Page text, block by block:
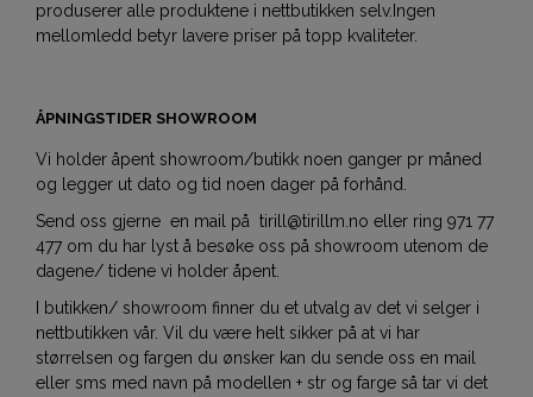
produserer alle produktene i nettbutikken selv.Ingen
mellomledd betyr lavere priser på topp kvaliteter.
ÅPNINGSTIDER SHOWROOM
Vi holder åpent showroom/butikk noen ganger pr måned
og legger ut dato og tid noen dager på forhånd.
Send oss gjerne en mail på tirill@tirillm.no eller ring 971 77
477 om du har lyst å besøke oss på showroom utenom de
dagene/ tidene vi holder åpent.
I butikken/ showroom finner du et utvalg av det vi selger i
nettbutikken vår. Vil du være helt sikker på at vi har
størrelsen og fargen du ønsker kan du sende oss en mail
eller sms med navn på modellen + str og farge så tar vi det